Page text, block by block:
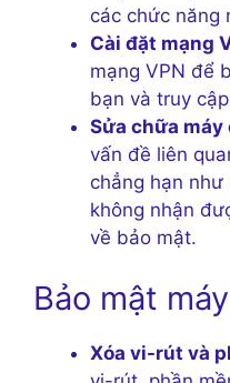
các chức năng
Cài đặt mạng
mạng VPN để
bạn và truy
Sửa chữa máy
vấn đề liên
chẳng hạn
không nhận
về bảo mật.
Bảo mật
Xóa vi-rút và